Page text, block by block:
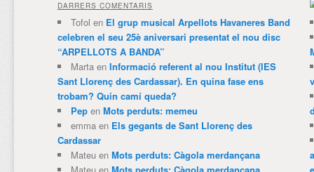
DARRERS COMENTARIS
Tofol en El grup musical Arpellots Havaneres Band
celebren el seu 25è aniversari presentat el nou disc
“ARPELLOTS A BANDA”
Martaen Informació referent al nou Institut (IES
Sant Llorenç des Cardassar). En quina fase ens
trobam? Quin camí queda?
Pepen Mots perduts: memeu
emmaen Els gegants de Sant Llorenç des
Cardassar
Mateuen Mots perduts: Càgola merdançana